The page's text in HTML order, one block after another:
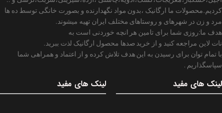
کردیم.محصولات ما ارگانیک ،بدون مواد نگهدارنده و بصورت خانگی توسط ده ها
مرد و زن در شهرهای و روستاهای مختلف ایران تهیه میشوند.
هدف ما:روزی شما برای تامین هر انچه خوردنی است به
نات لاین مراجعه کنید و از خرید صدها محصول ارگانیک لذت ببرید.
با تمام توان برای رسیدن به این هدف تلاش کرده و از اعتماد و همراهی شما
سپاسگذاریم .
لینک های مفید لینک های مفید